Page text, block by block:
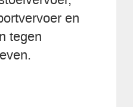
en
tegen